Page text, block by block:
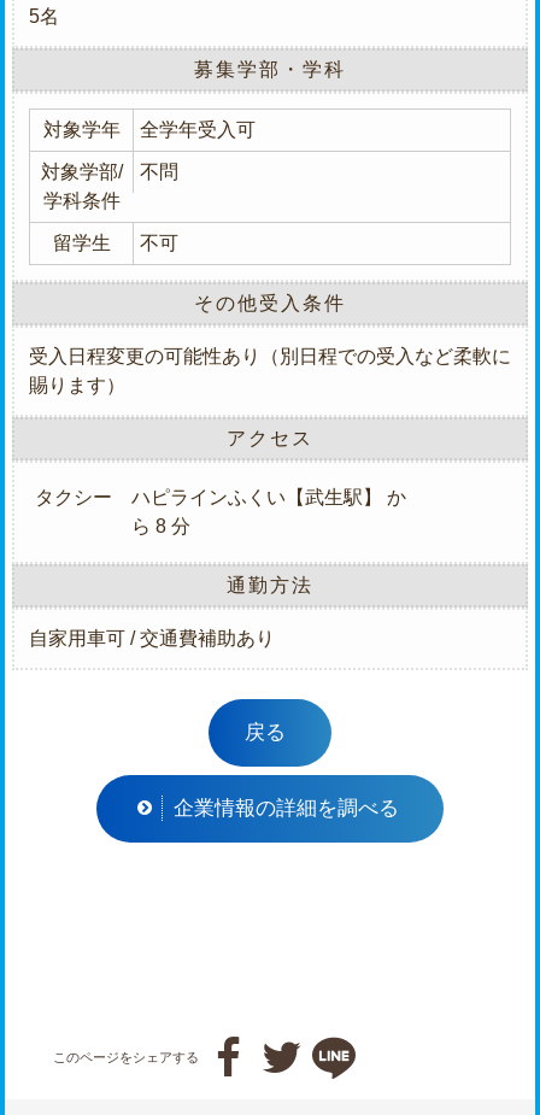
5名
募集学部・学科
対象学年 全学年受入可
対象学部/
学科条件
不問
留学生 不可
その他受入条件
受入日程変更の可能性あり（別日程での受入など柔軟に
賜ります）
アクセス
タクシー
ハピラインふくい【武生駅】 か
ら 8 分
通勤方法
自家用車可 / 交通費補助あり
戻る
企業情報の詳細を調べる
このページをシェアする   